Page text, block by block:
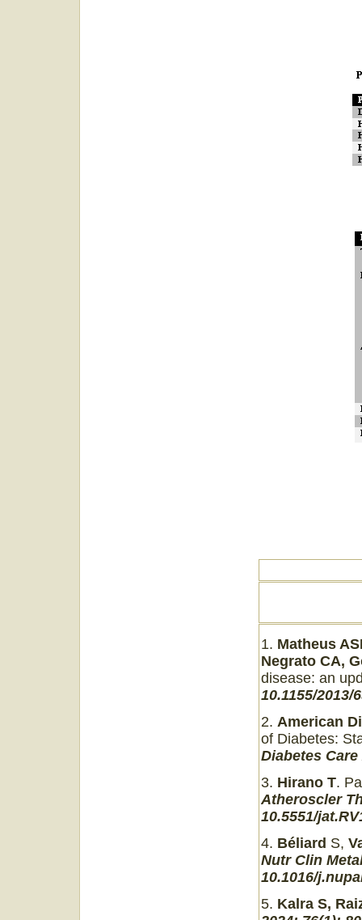
1. Matheus
Negrato CA,
disease: an
10.1155/2013/
2. American
of Diabetes:
Diabetes Care
3. Hirano T.
Atheroscler
10.5551/
4. Béliard S,
Nutr Clin
10.1016/
5. Kalra S,